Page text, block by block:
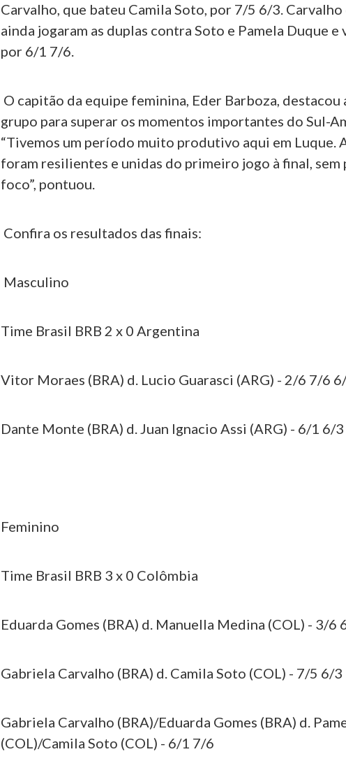
Carvalho, que bateu Camila Soto, por 7/5 6/3. Carvalho
ainda jogaram as duplas contra Soto e Pamela Duque e
por 6/1 7/6.
O capitão da equipe feminina, Eder Barboza, destacou
grupo para superar os momentos importantes do Sul-
“Tivemos um período muito produtivo aqui em Luque.
foram resilientes e unidas do primeiro jogo à final, sem
foco”, pontuou.
Confira os resultados das finais:
Masculino
Time Brasil BRB 2 x 0 Argentina
Vitor Moraes (BRA) d. Lucio Guarasci (ARG) - 2/6 7/6
Dante Monte (BRA) d. Juan Ignacio Assi (ARG) - 6/1 6/3
Feminino
Time Brasil BRB 3 x 0 Colômbia
Eduarda Gomes (BRA) d. Manuella Medina (COL) - 3/6
Gabriela Carvalho (BRA) d. Camila Soto (COL) - 7/5 6/3
Gabriela Carvalho (BRA)/Eduarda Gomes (BRA) d.
(COL)/Camila Soto (COL) - 6/1 7/6